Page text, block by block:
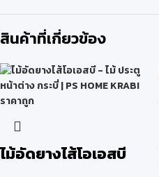
สินค้าที่เกี่ยวข้อง
ไม้อัดยางไส้โอเอสบี